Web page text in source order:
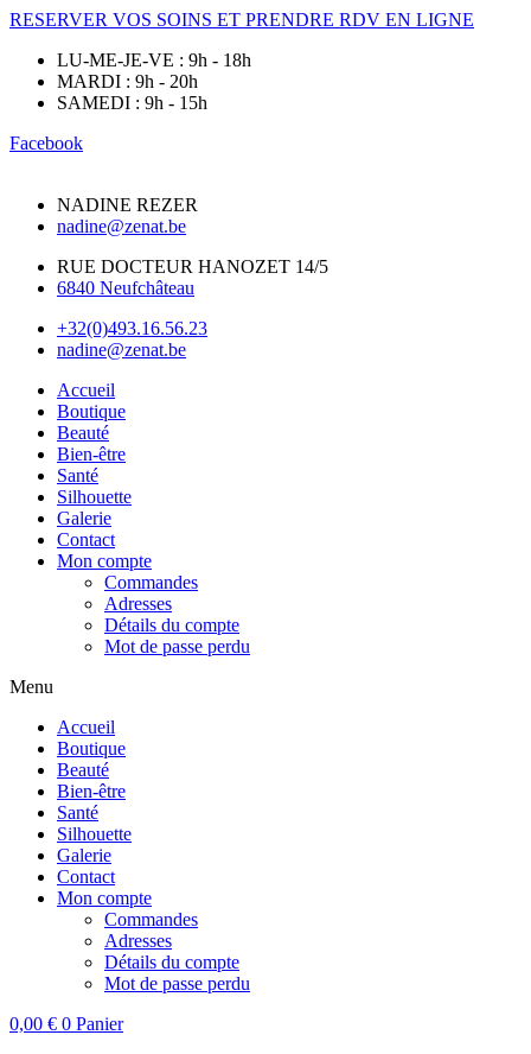
RESERVER VOS SOINS ET PRENDRE RDV EN LIGNE
LU-ME-JE-VE : 9h - 18h
MARDI : 9h - 20h
SAMEDI : 9h - 15h
Facebook
NADINE REZER
nadine@zenat.be
RUE DOCTEUR HANOZET 14/5
6840 Neufchâteau
+32(0)493.16.56.23
nadine@zenat.be
Accueil
Boutique
Beauté
Bien-être
Santé
Silhouette
Galerie
Contact
Mon compte
Commandes
Adresses
Détails du compte
Mot de passe perdu
Menu
Accueil
Boutique
Beauté
Bien-être
Santé
Silhouette
Galerie
Contact
Mon compte
Commandes
Adresses
Détails du compte
Mot de passe perdu
0,00 € 0 Panier